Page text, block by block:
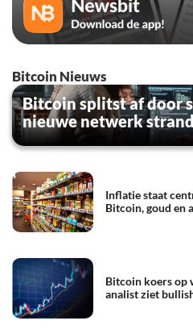
Bitcoin Nieuws
Bitcoin splitst af door
nieuwe netwerk
Inflatie staat
Bitcoin, goud en
Bitcoin koers op
analist ziet